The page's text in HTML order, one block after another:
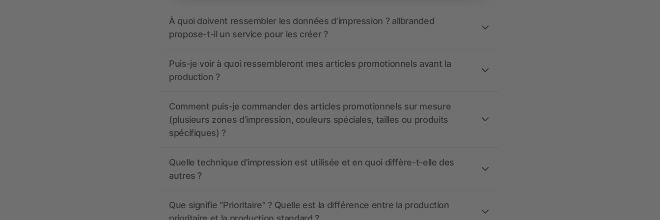
À quoi doivent ressembler les données d’impression ? allbranded
propose-t-il un service pour les créer ?
Puis-je voir à quoi ressembleront mes articles promotionnels avant la
production ?
Comment puis-je commander des articles promotionnels sur mesure
(plusieurs zones d’impression, couleurs spéciales, tailles ou produits
spécifiques) ?
Quelle technique d’impression est utilisée et en quoi diffère-t-elle des
autres ?
Que signifie “Prioritaire” ? Quelle est la différence entre la production